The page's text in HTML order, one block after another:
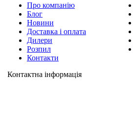
Про компанію
Блог
Новини
Доставка і оплата
Дилери
Розпил
Контакти
Контактна інформація